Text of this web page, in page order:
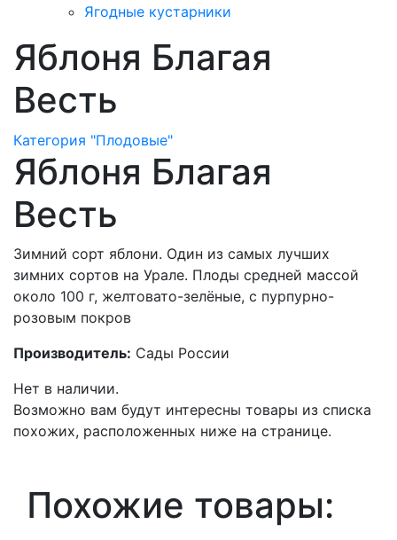
Ягодные кустарники
Яблоня Благая
Весть
Категория "Плодовые"
Яблоня Благая
Весть
Зимний сорт яблони. Один из самых лучших
зимних сортов на Урале. Плоды средней массой
около 100 г, желтовато-зелёные, с пурпурно-
розовым покров
Производитель: Сады России
Нет в наличии.
Возможно вам будут интересны товары из списка
похожих, расположенных ниже на странице.
Похожие товары: